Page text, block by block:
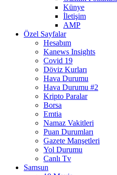
Künye
İletişim
AMP
Özel Sayfalar
Hesabım
Kanews Insights
Covid 19
Döviz Kurları
Hava Durumu
Hava Durumu #2
Kripto Paralar
Borsa
Emtia
Namaz Vakitleri
Puan Durumları
Gazete Manşetleri
Yol Durumu
Canlı Tv
Samsun